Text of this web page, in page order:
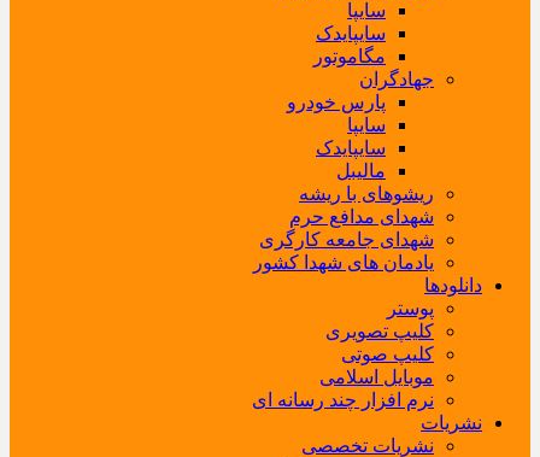
سایپا
سایپایدک
مگاموتور
جهادگران
پارس خودرو
سایپا
سایپایدک
مالیبل
ریشوهای با ریشه
شهدای مدافع حرم
شهدای جامعه کارگری
یادمان های شهدا کشور
دانلودها
پوستر
کلیپ تصویری
کلیپ صوتی
موبایل اسلامی
نرم افزار چند رسانه ای
نشریات
نشریات تخصصی